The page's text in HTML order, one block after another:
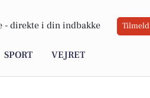
- direkte i din indbakke Tilmeld
SPORT VEJRET